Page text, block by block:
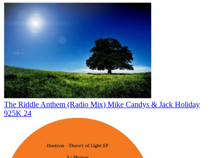
The Riddle Anthem (Radio Mix) Mike Candys & Jack Holiday
925K 24